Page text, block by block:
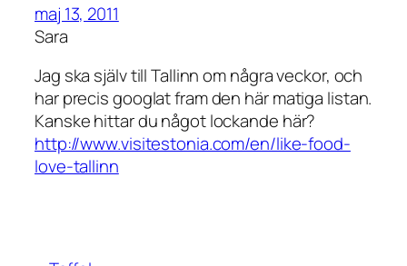
maj 13, 2011
Sara
Jag ska själv till Tallinn om några veckor, och
har precis googlat fram den här matiga listan.
Kanske hittar du något lockande här?
http://www.visitestonia.com/en/like-food-
love-tallinn